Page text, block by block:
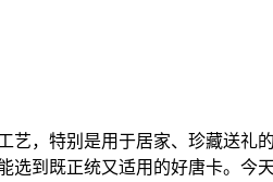
特别是用于居家、珍藏送礼
到既正统又适用的好唐卡。今